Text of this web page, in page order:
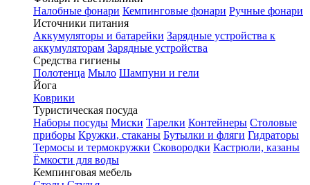
Налобные фонари Кемпинговые фонари Ручные фонари
Источники питания
Аккумуляторы и батарейки Зарядные устройства к
аккумуляторам Зарядные устройства
Средства гигиены
Полотенца Мыло Шампуни и гели
Йога
Коврики
Туристическая посуда
Наборы посуды Миски Тарелки Контейнеры Столовые
приборы Кружки, стаканы Бутылки и фляги Гидраторы
Термосы и термокружки Сковородки Кастрюли, казаны
Ёмкости для воды
Кемпинговая мебель